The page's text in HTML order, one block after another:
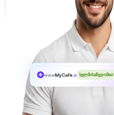
wwwMyCafe.camხელმისაწვდომია!